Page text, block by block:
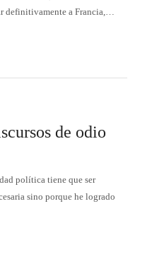
definitivamente a Francia,…
de odio
política tiene que ser
sino porque he logrado